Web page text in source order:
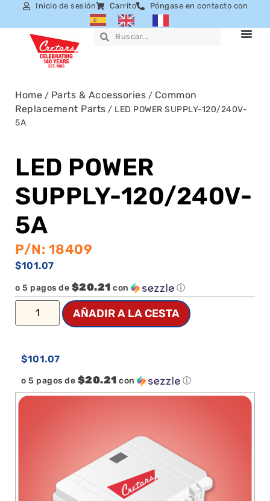
Inicio de sesión Carrito Póngase en contacto con
Home / Parts & Accessories / Common
Replacement Parts / LED POWER SUPPLY-120/240V-
5A
LED POWER
SUPPLY-120/240V-
5A
P/N: 18409
$101.07
o 5 pagos de $20.21 con ⓘ
AÑADIR A LA CESTA
$101.07
o 5 pagos de $20.21 con ⓘ